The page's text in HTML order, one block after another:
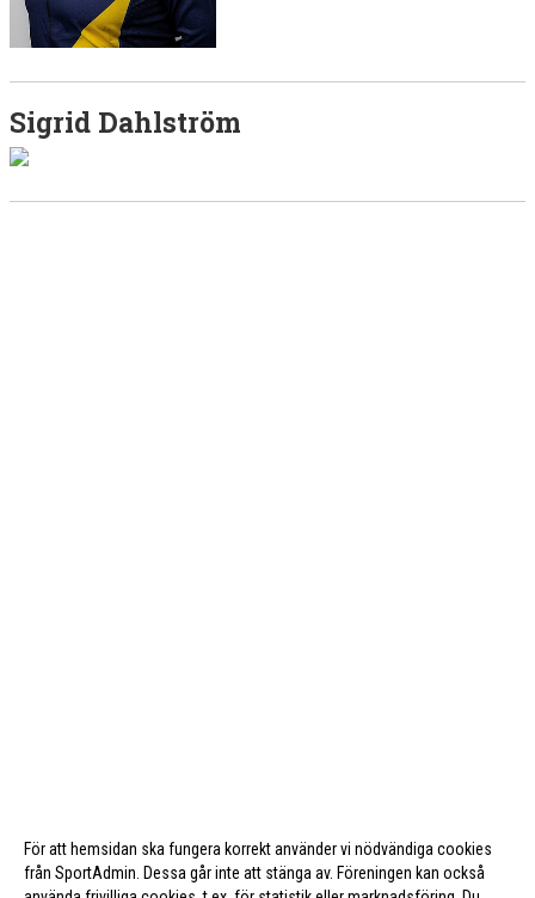
Sigrid Dahlström
För att hemsidan ska fungera korrekt använder vi nödvändiga cookies
från SportAdmin. Dessa går inte att stänga av. Föreningen kan också